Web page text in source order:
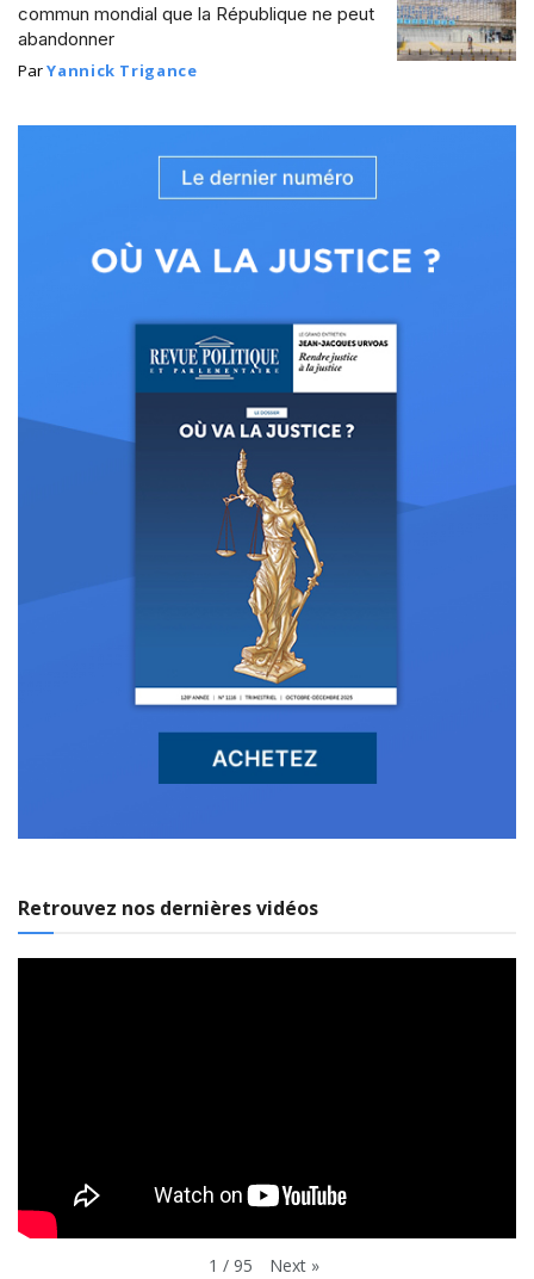
commun mondial que la République ne peut
abandonner
ParYannick Trigance
Retrouvez nos dernières vidéos
1 / 95 Next »